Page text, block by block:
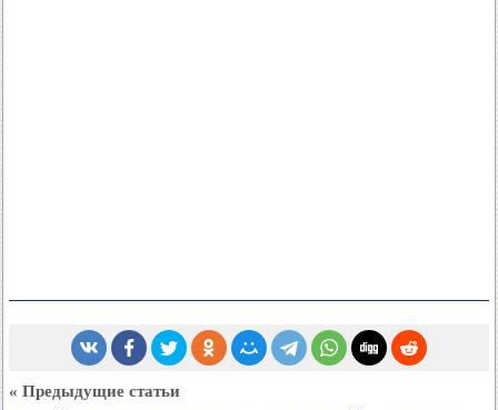
« Предыдущие статьи